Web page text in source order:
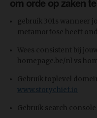
gebruik 301s wanneer
metamorfose heeft
Wees consistent bij
homepage.be/nl vs
Gebruik toplevel
www.storychief.io
Gebruik search